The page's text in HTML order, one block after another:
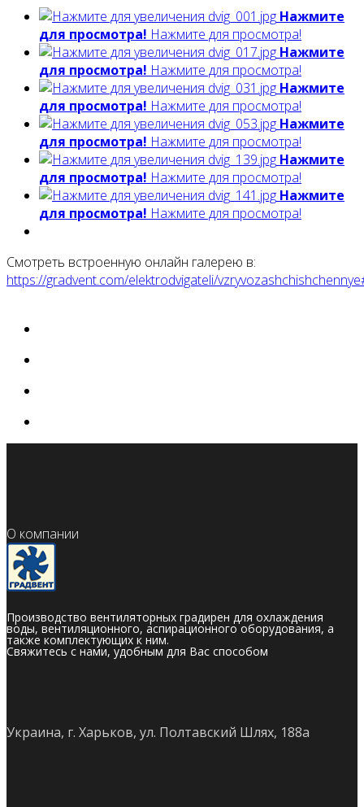
Нажмите
для просмотра! Нажмите для просмотра!
Нажмите
для просмотра! Нажмите для просмотра!
Нажмите
для просмотра! Нажмите для просмотра!
Нажмите
для просмотра! Нажмите для просмотра!
Нажмите
для просмотра! Нажмите для просмотра!
Нажмите
для просмотра! Нажмите для просмотра!
Смотреть встроенную онлайн галерею в:
https://gradvent.com/elektrodvigateli/
О компании
Производство вентиляторных градирен для охлаждения
воды, вентиляционного, аспирационного оборудования, а
также комплектующих к ним.
Свяжитесь с нами, удобным для Вас способом
Украина, г. Харьков, ул. Полтавский Шлях, 188а